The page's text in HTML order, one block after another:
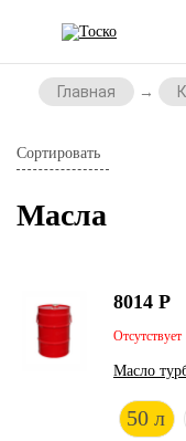
Главная
Сортировать
Масла
Отсутствует
Масло
50 л
8014 Р